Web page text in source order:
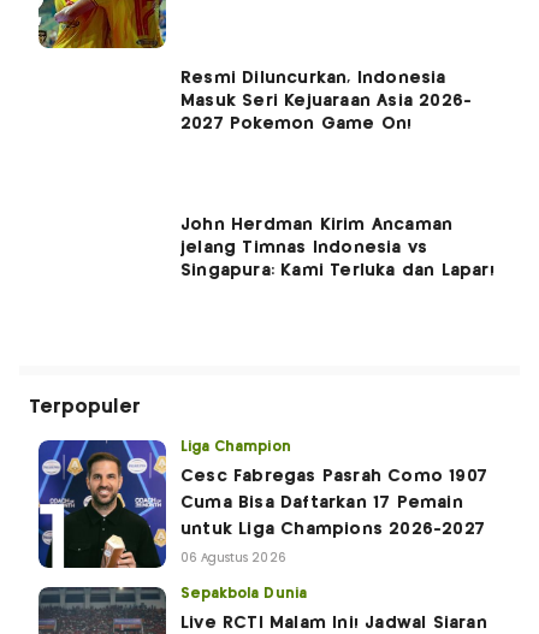
Resmi Diluncurkan, Indonesia
Masuk Seri Kejuaraan Asia 2026-
2027 Pokemon Game On!
John Herdman Kirim Ancaman
jelang Timnas Indonesia vs
Singapura: Kami Terluka dan Lapar!
Terpopuler
Liga Champion
Cesc Fabregas Pasrah Como 1907
Cuma Bisa Daftarkan 17 Pemain
untuk Liga Champions 2026-2027
06 Agustus 2026
Sepakbola Dunia
Live RCTI Malam Ini! Jadwal Siaran